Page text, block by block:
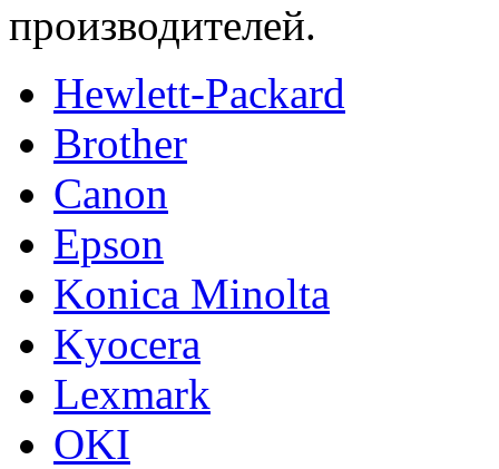
производителей.
Hewlett-Packard
Brother
Canon
Epson
Konica Minolta
Kyocera
Lexmark
OKI